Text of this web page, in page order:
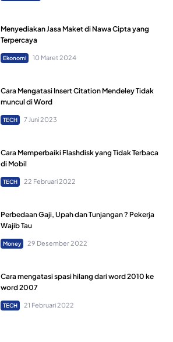
Menyediakan Jasa Maket di Nawa Cipta yang
Terpercaya
Ekonomi 10 Maret 2024
Cara Mengatasi Insert Citation Mendeley Tidak
muncul di Word
TECH 7 Juni 2023
Cara Memperbaiki Flashdisk yang Tidak Terbaca
di Mobil
TECH 22 Februari 2022
Perbedaan Gaji, Upah dan Tunjangan ? Pekerja
Wajib Tau
Money 29 Desember 2022
Cara mengatasi spasi hilang dari word 2010 ke
word 2007
TECH 21 Februari 2022